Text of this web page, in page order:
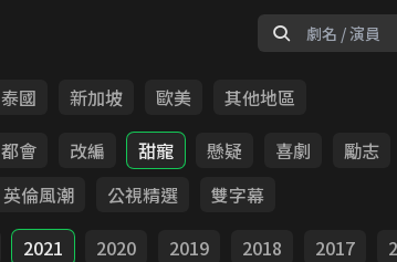
泰國 新加坡 歐美
其他地區
都會 改編 甜寵 懸疑 喜劇 勵志
英倫風潮 公視精選
雙字幕
2021 2020 2019 2018 2017